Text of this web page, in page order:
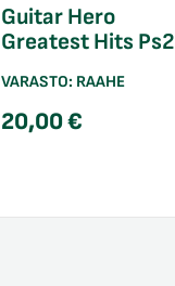
Guitar Hero
Greatest Hits Ps2
VARASTO: RAAHE
20,00€